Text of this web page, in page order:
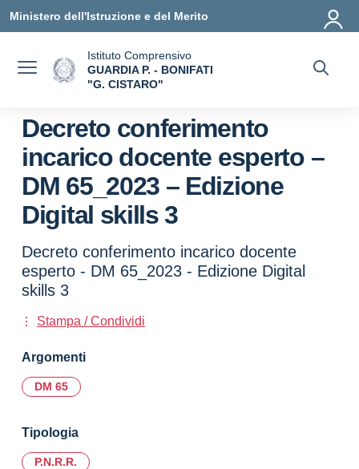
Ministero dell'Istruzione e del Merito
Istituto Comprensivo
GUARDIA P. - BONIFATI
"G. CISTARO"
Decreto conferimento
incarico docente esperto –
DM 65_2023 – Edizione
Digital skills 3
Decreto conferimento incarico docente
esperto - DM 65_2023 - Edizione Digital
skills 3
Stampa / Condividi
Argomenti
DM 65
Tipologia
P.N.R.R.